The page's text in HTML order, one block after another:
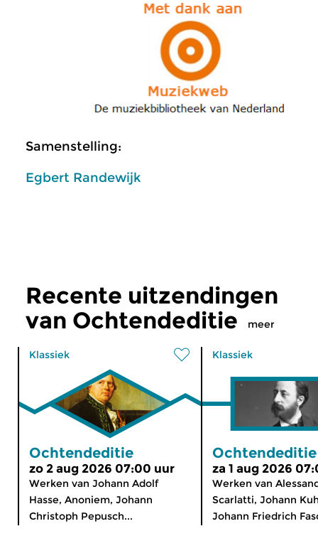
Samenstelling:
Egbert Randewijk
Recente uitzendingen
van Ochtendeditie
meer
Klassiek
Ochtendeditie
zo 2 aug 2026 07:00 uur
Werken van Johann Adolf
Hasse, Anoniem, Johann
Christoph Pepusch...
Klassiek
Ochtendeditie
za 1 aug 2026
Werken van
Scarlatti, Johann
Johann Friedrich